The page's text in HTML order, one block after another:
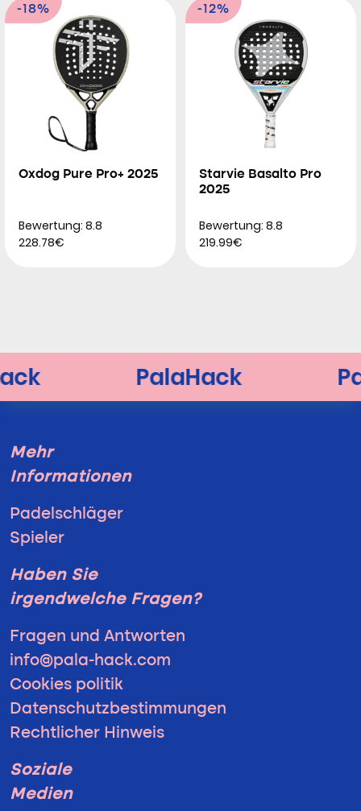
-18%
Oxdog Pure Pro+ 2025
Bewertung: 8.8
228.78€
-12%
Starvie Basalto Pro
2025
Bewertung: 8.8
219.99€
Mehr
Informationen
Padelschläger
Spieler
Haben Sie
irgendwelche Fragen?
Fragen und Antworten
info@pala-hack.com
Cookies politik
Datenschutzbestimmungen
Rechtlicher Hinweis
Soziale
Medien